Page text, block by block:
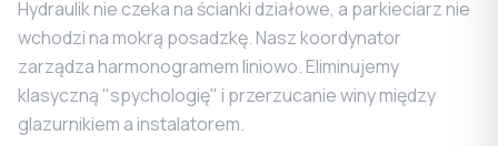
Hydraulik nie czeka na ścianki działowe, a parkieciarz nie
wchodzi na mokrą posadzkę. Nasz koordynator
zarządza harmonogramem liniowo. Eliminujemy
klasyczną "spychologię" i przerzucanie winy między
glazurnikiem a instalatorem.